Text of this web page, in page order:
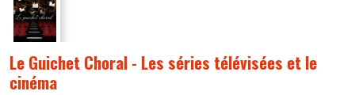
Le Guichet Choral - Les séries télévisées et le
cinéma